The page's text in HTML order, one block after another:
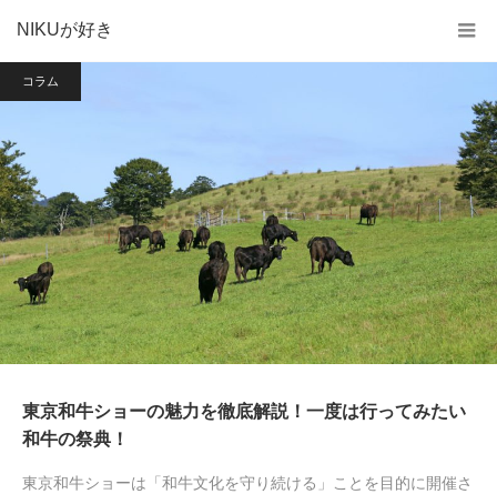
NIKUが好き
コラム
東京和牛ショーの魅力を徹底解説！一度は行ってみたい
和牛の祭典！
東京和牛ショーは「和牛文化を守り続ける」ことを目的に開催さ